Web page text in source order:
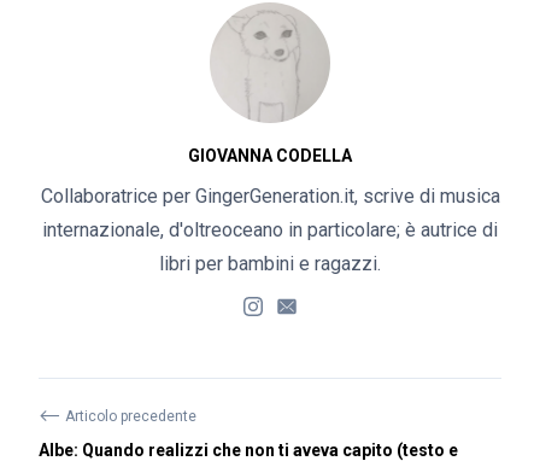
GIOVANNA CODELLA
Collaboratrice per GingerGeneration.it, scrive di musica
internazionale, d'oltreoceano in particolare; è autrice di
libri per bambini e ragazzi.
⟵ Articolo precedente
Albe: Quando realizzi che non ti aveva capito (testo e